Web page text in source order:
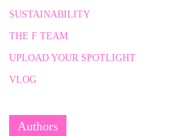
SUSTAINABILITY
THE F TEAM
UPLOAD YOUR SPOTLIGHT
VLOG
Authors